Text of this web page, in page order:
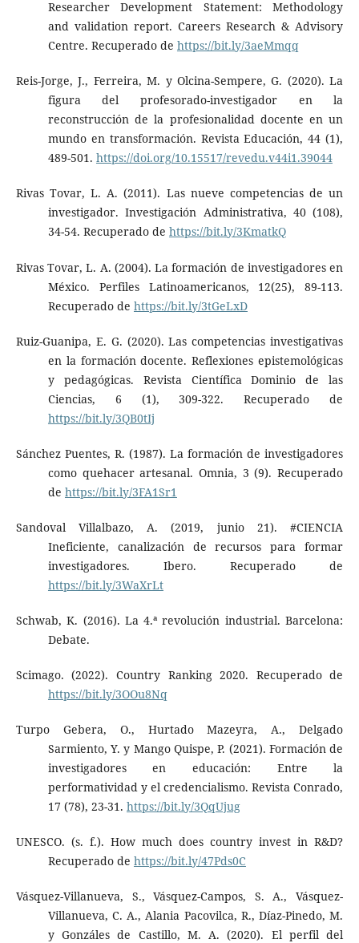
Researcher Development Statement: Methodology
and validation report. Careers Research & Advisory
Centre. Recuperado de https://bit.ly/3aeMmqq
Reis-Jorge, J., Ferreira, M. y Olcina-Sempere, G. (2020). La
figura del profesorado-investigador en la
reconstrucción de la profesionalidad docente en un
mundo en transformación. Revista Educación, 44 (1),
489-501. https://doi.org/10.15517/revedu.v44i1.39044
Rivas Tovar, L. A. (2011). Las nueve competencias de un
investigador. Investigación Administrativa, 40 (108),
34-54. Recuperado de https://bit.ly/3KmatkQ
Rivas Tovar, L. A. (2004). La formación de investigadores en
México. Perfiles Latinoamericanos, 12(25), 89-113.
Recuperado de https://bit.ly/3tGeLxD
Ruiz-Guanipa, E. G. (2020). Las competencias investigativas
en la formación docente. Reflexiones epistemológicas
y pedagógicas. Revista Científica Dominio de las
Ciencias, 6 (1), 309-322. Recuperado de
https://bit.ly/3QB0tIj
Sánchez Puentes, R. (1987). La formación de investigadores
como quehacer artesanal. Omnia, 3 (9). Recuperado
de https://bit.ly/3FA1Sr1
Sandoval Villalbazo, A. (2019, junio 21). #CIENCIA
Ineficiente, canalización de recursos para formar
investigadores. Ibero. Recuperado de
https://bit.ly/3WaXrLt
Schwab, K. (2016). La 4.ª revolución industrial. Barcelona:
Debate.
Scimago. (2022). Country Ranking 2020. Recuperado de
https://bit.ly/3OOu8Nq
Turpo Gebera, O., Hurtado Mazeyra, A., Delgado
Sarmiento, Y. y Mango Quispe, P. (2021). Formación de
investigadores en educación: Entre la
performatividad y el credencialismo. Revista Conrado,
17 (78), 23-31. https://bit.ly/3QqUjug
UNESCO. (s. f.). How much does country invest in R&D?
Recuperado de https://bit.ly/47Pds0C
Vásquez-Villanueva, S., Vásquez-Campos, S. A., Vásquez-
Villanueva, C. A., Alania Pacovilca, R., Díaz-Pinedo, M.
y Gonzáles de Castillo, M. A. (2020). El perfil del